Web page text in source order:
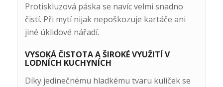
Protiskluzová páska se navíc velmi snadno
čistí. Při mytí nijak nepoškozuje kartáče ani
jiné úklidové nářadí.
VYSOKÁ ČISTOTA A ŠIROKÉ VYUŽITÍ V
LODNÍCH KUCHYNÍCH
Díky jedinečnému hladkému tvaru kuliček se